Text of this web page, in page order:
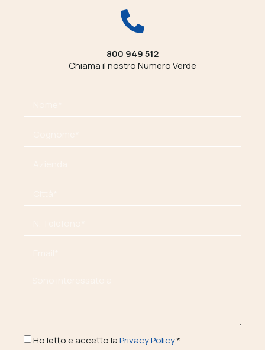
800 949 512
Chiama il nostro Numero Verde
Ho letto e accetto laPrivacy Policy.*